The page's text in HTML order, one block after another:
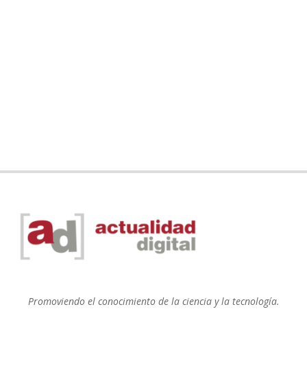
Promoviendo el conocimiento de la ciencia y la tecnología.